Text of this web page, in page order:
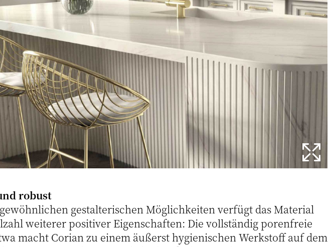
robust
gestalterischen Möglichkeiten verfügt das Material
weiterer positiver Eigenschaften: Die vollständig porenfreie
macht Corian zu einem äußerst hygienischen Werkstoff auf dem